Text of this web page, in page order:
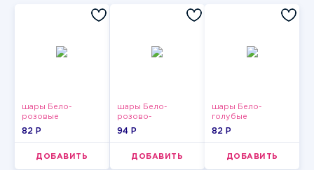
шары Бело-
розовые
пастельные
82 P
ДОБАВИТЬ
шары Бело-
розово-
фиолетово-
94 P
ДОБАВИТЬ
шары Бело-
голубые
пастельные
82 P
ДОБАВИТЬ